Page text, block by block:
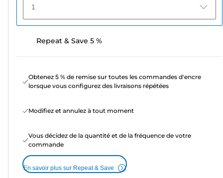
1
Repeat & Save 5 %
Obtenez 5 % de remise sur toutes les commandes d'encre
lorsque vous configurez des livraisons répétées
Modifiez et annulez à tout moment
Vous décidez de la quantité et de la fréquence de votre
commande
En savoir plus sur Repeat & Save